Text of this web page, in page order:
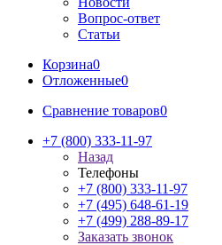
Вопрос-ответ
Статьи
Корзина0
Отложенные0
Сравнение товаров0
+7 (800) 333-11-97
Назад
Телефоны
+7 (800) 333-11-97
+7 (495) 648-61-19
+7 (499) 288-89-17
Заказать звонок